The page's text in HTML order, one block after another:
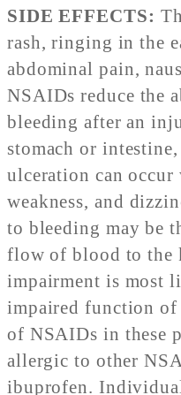
SIDE EFFECTS:
rash, ringing in the
abdominal pain,
NSAIDs reduce the
bleeding after an
stomach or
ulceration can
weakness, and
to bleeding may be
flow of blood to the
impairment is most
impaired function of
of NSAIDs in these
allergic to other
ibuprofen.